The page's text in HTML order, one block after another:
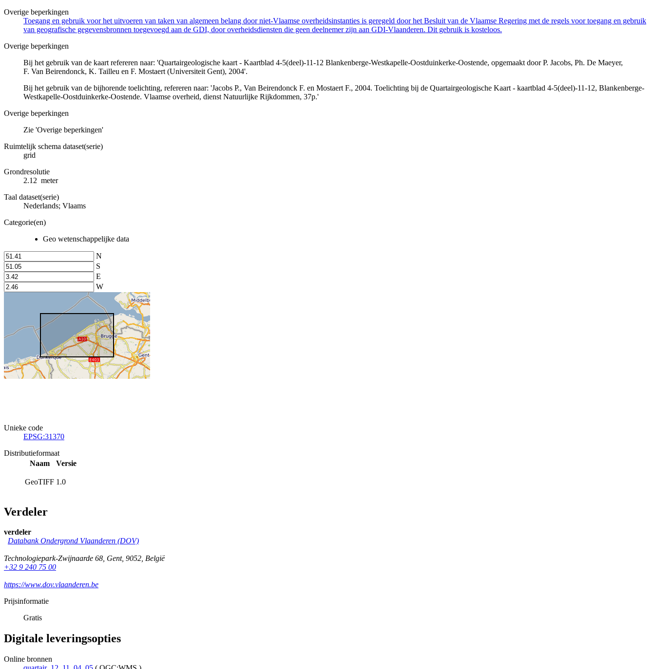
Overige beperkingen
Toegang en gebruik voor het uitvoeren van taken van algemeen belang door niet-Vlaamse overheidsinstanties is geregeld door het Besluit van de Vlaamse Regering met de regels voor toegang en gebruik
van geografische gegevensbronnen toegevoegd aan de GDI, door overheidsdiensten die geen deelnemer zijn aan GDI-Vlaanderen. Dit gebruik is kosteloos.
Overige beperkingen
Bij het gebruik van de kaart refereren naar: 'Quartairgeologische kaart - Kaartblad 4-5(deel)-11-12 Blankenberge-Westkapelle-Oostduinkerke-Oostende, opgemaakt door P. Jacobs, Ph. De Maeyer,
F. Van Beirendonck, K. Tailleu en F. Mostaert (Universiteit Gent), 2004'.
Bij het gebruik van de bijhorende toelichting, refereren naar: 'Jacobs P., Van Beirendonck F. en Mostaert F., 2004. Toelichting bij de Quartairgeologische Kaart - kaartblad 4-5(deel)-11-12, Blankenberge-
Westkapelle-Oostduinkerke-Oostende. Vlaamse overheid, dienst Natuurlijke Rijkdommen, 37p.'
Overige beperkingen
Zie 'Overige beperkingen'
Ruimtelijk schema dataset(serie)
grid
Grondresolutie
2.12 meter
Taal dataset(serie)
Nederlands; Vlaams
Categorie(en)
Geo wetenschappelijke data
N
S
E
W
Unieke code
EPSG:31370
Distributieformaat
Naam
Versie
GeoTIFF 1.0
Verdeler
verdeler
Databank Ondergrond Vlaanderen (DOV)
Technologiepark-Zwijnaarde 68, Gent, 9052, België
+32 9 240 75 00
https://www.dov.vlaanderen.be
Prijsinformatie
Gratis
Digitale leveringsopties
Online bronnen